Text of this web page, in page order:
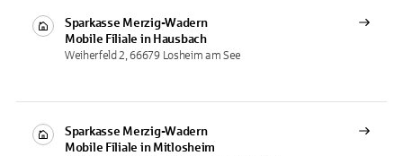
Sparkasse Merzig-Wadern
Mobile Filiale in Hausbach
Weiherfeld 2, 66679 Losheim am See
Sparkasse Merzig-Wadern
Mobile Filiale in Mitlosheim